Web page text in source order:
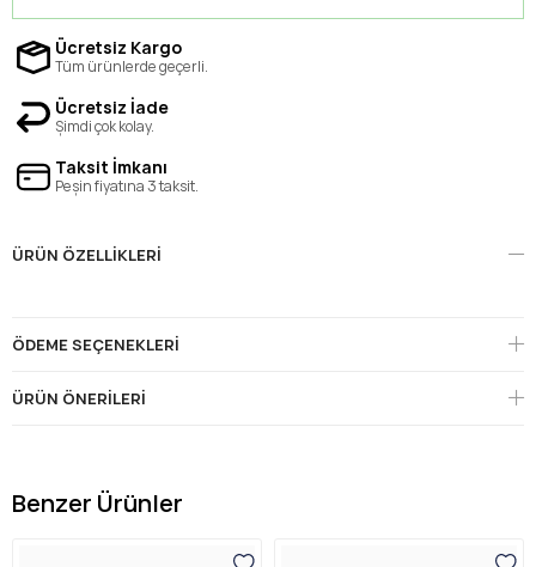
Ücretsiz Kargo
Tüm ürünlerde geçerli.
Ücretsiz İade
Şimdi çok kolay.
Taksit İmkanı
Peşin fiyatına 3 taksit.
ÜRÜN ÖZELLIKLERI
ÖDEME SEÇENEKLERI
ÜRÜN ÖNERILERI
Benzer Ürünler